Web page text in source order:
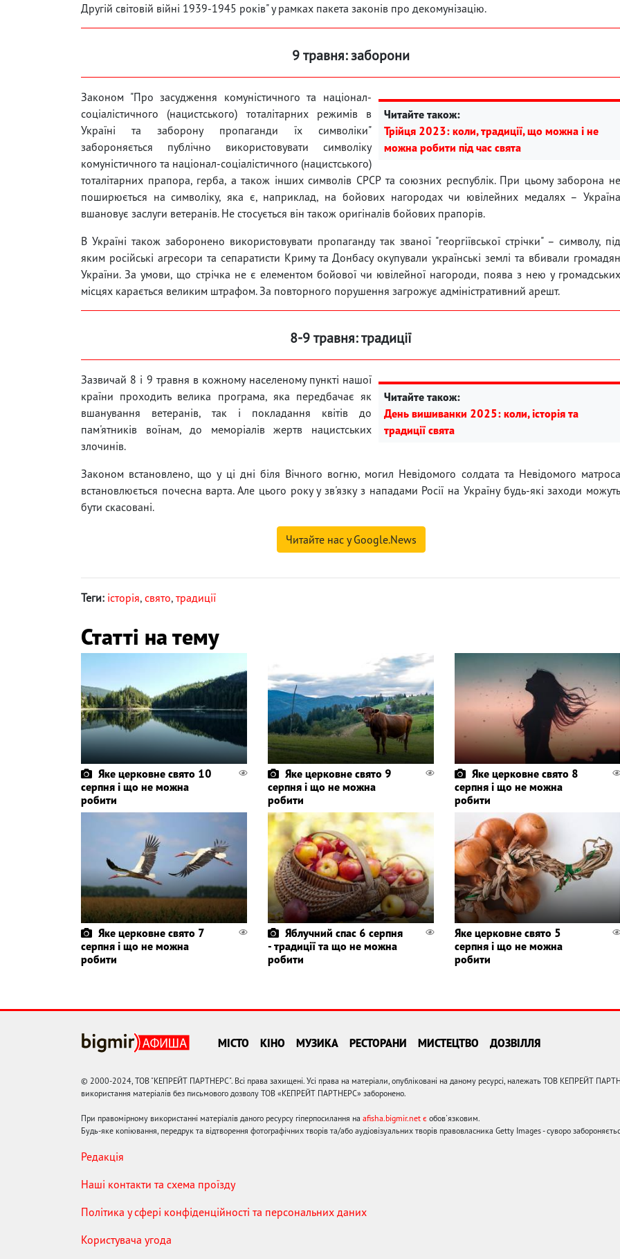
Другій світовій війні 1939-1945 років" у рамках пакета законів про декомунізацію.
9 травня: заборони
Читайте також:
Трійця 2023: коли, традиції, що можна і не
можна робити під час свята
Законом "Про засудження комуністичного та націонал-
соціалістичного (нацистського) тоталітарних режимів в
Україні та заборону пропаганди їх символіки"
забороняється публічно використовувати символіку
комуністичного та націонал-соціалістичного (нацистського)
тоталітарних прапора, герба, а також інших символів СРСР та союзних республік. При цьому заборона не
поширюється на символіку, яка є, наприклад, на бойових нагородах чи ювілейних медалях – Україна
вшановує заслуги ветеранів. Не стосується він також оригіналів бойових прапорів.
В Україні також заборонено використовувати пропаганду так званої "георгіївської стрічки" – символу, під
яким російські агресори та сепаратисти Криму та Донбасу окупували українські землі та вбивали громадян
України. За умови, що стрічка не є елементом бойової чи ювілейної нагороди, поява з нею у громадських
місцях карається великим штрафом. За повторного порушення загрожує адміністративний арешт.
8-9 травня: традиції
Читайте також:
День вишиванки 2025: коли, історія та
традиції свята
Зазвичай 8 і 9 травня в кожному населеному пункті нашої
країни проходить велика програма, яка передбачає як
вшанування ветеранів, так і покладання квітів до
пам'ятників воїнам, до меморіалів жертв нацистських
злочинів.
Законом встановлено, що у ці дні біля Вічного вогню, могил Невідомого солдата та Невідомого матроса
встановлюється почесна варта. Але цього року у зв'язку з нападами Росії на Україну будь-які заходи можуть
бути скасовані.
Читайте нас у Google.News
Теги: історія, свято, традиції
Статті на тему
Яке церковне свято 10
серпня і що не можна
робити
Яке церковне свято 9
серпня і що не можна
робити
Яке церковне свято 8
серпня і що не можна
робити
Яке церковне свято 7
серпня і що не можна
робити
Яблучний спас 6 серпня
- традиції та що не можна
робити
Яке церковне свято 5
серпня і що не можна
робити
МІСТО КІНО МУЗИКА РЕСТОРАНИ МИСТЕЦТВО ДОЗВІЛЛЯ
© 2000-2024, ТОВ "КЕПРЕЙТ ПАРТНЕРС". Всі права захищені. Усі права на матеріали, опубліковані на даному ресурсі, належать ТОВ КЕПРЕЙТ
використання матеріалів без письмового дозволу ТОВ «КЕПРЕЙТ ПАРТНЕРС» заборонено.
При правомірному використанні матеріалів даного ресурсу гіперпосилання на afisha.bigmir.net є обов'язковим.
Будь-яке копіювання, передрук та відтворення фотографічних творів та/або аудіовізуальних творів правовласника Getty Images - суворо
Редакція
Наші контакти та схема проїзду
Політика у сфері конфіденційності та персональних даних
Користувача угода